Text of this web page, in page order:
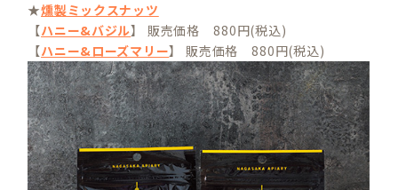
★燻製ミックスナッツ
【ハニー&バジル】 販売価格 880円(税込)
【ハニー&ローズマリー】 販売価格 880円(税込)